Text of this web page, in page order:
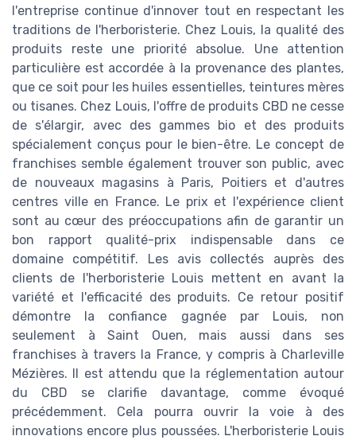
l'entreprise continue d'innover tout en respectant les
traditions de l'herboristerie. Chez Louis, la qualité des
produits reste une priorité absolue. Une attention
particulière est accordée à la provenance des plantes,
que ce soit pour les huiles essentielles, teintures mères
ou tisanes. Chez Louis, l'offre de produits CBD ne cesse
de s'élargir, avec des gammes bio et des produits
spécialement conçus pour le bien-être. Le concept de
franchises semble également trouver son public, avec
de nouveaux magasins à Paris, Poitiers et d'autres
centres ville en France. Le prix et l'expérience client
sont au cœur des préoccupations afin de garantir un
bon rapport qualité-prix indispensable dans ce
domaine compétitif. Les avis collectés auprès des
clients de l'herboristerie Louis mettent en avant la
variété et l'efficacité des produits. Ce retour positif
démontre la confiance gagnée par Louis, non
seulement à Saint Ouen, mais aussi dans ses
franchises à travers la France, y compris à Charleville
Mézières. Il est attendu que la réglementation autour
du CBD se clarifie davantage, comme évoqué
précédemment. Cela pourra ouvrir la voie à des
innovations encore plus poussées. L'herboristerie Louis